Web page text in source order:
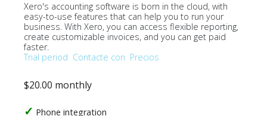
Xero's accounting software is born in the cloud, with
easy-to-use features that can help you to run your
business. With Xero, you can access flexible reporting,
create customizable invoices, and you can get paid
faster.
Trial period Contacte con Precios
$20.00 monthly
Phone integration